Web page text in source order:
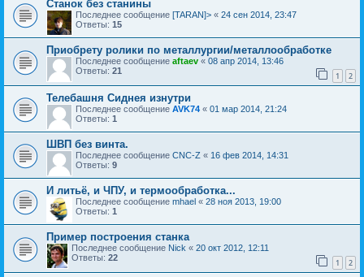
Станок без станины
Последнее сообщение [TARAN]> « 24 сен 2014, 23:47
Ответы: 15
Приобрету ролики по металлургии/металлообработке
Последнее сообщение aftaev « 08 апр 2014, 13:46
Ответы: 21 1 2
Телебашня Сиднея изнутри
Последнее сообщение AVK74 « 01 мар 2014, 21:24
Ответы: 1
ШВП без винта.
Последнее сообщение CNC-Z « 16 фев 2014, 14:31
Ответы: 9
И литьё, и ЧПУ, и термообработка...
Последнее сообщение mhael « 28 ноя 2013, 19:00
Ответы: 1
Пример построения станка
Последнее сообщение Nick « 20 окт 2012, 12:11
Ответы: 22 1 2